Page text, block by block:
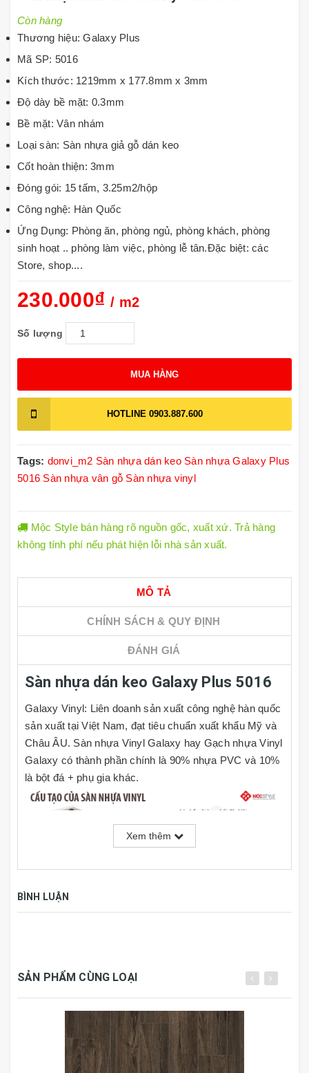
Còn hàng
Thương hiệu: Galaxy Plus
Mã SP: 5016
Kích thước: 1219mm x 177.8mm x 3mm
Độ dày bề mặt: 0.3mm
Bề mặt: Vân nhám
Loại sàn: Sàn nhựa giả gỗ dán keo
Cốt hoàn thiện: 3mm
Đóng gói: 15 tấm, 3.25m2/hộp
Công nghệ: Hàn Quốc
Ứng Dụng: Phòng ăn, phòng ngủ, phòng khách, phòng
sinh hoạt .. phòng làm việc, phòng lễ tân.Đặc biệt: các
Store, shop....
230.000₫/ m2
Số lượng
MUA HÀNG
HOTLINE 0903.887.600
Tags: donvi_m2 Sàn nhựa dán keo Sàn nhựa Galaxy Plus
5016 Sàn nhựa vân gỗ Sàn nhựa vinyl
Mộc Style bán hàng rõ nguồn gốc, xuất xứ. Trả hàng
không tính phí nếu phát hiện lỗi nhà sản xuất.
MÔ TẢ
CHÍNH SÁCH & QUY ĐỊNH
ĐÁNH GIÁ
Sàn nhựa dán keo Galaxy Plus 5016
Galaxy Vinyl: Liên doanh sản xuất công nghệ hàn quốc
sản xuất tại Việt Nam, đạt tiêu chuẩn xuất khẩu Mỹ và
Châu ÂU. Sàn nhựa Vinyl Galaxy hay Gạch nhựa Vinyl
Galaxy có thành phần chính là 90% nhựa PVC và 10%
là bột đá + phụ gia khác.
Đóng gói 15 tấm, 3.25m2/hộp
Xem thêm
BÌNH LUẬN
SẢN PHẨM CÙNG LOẠI